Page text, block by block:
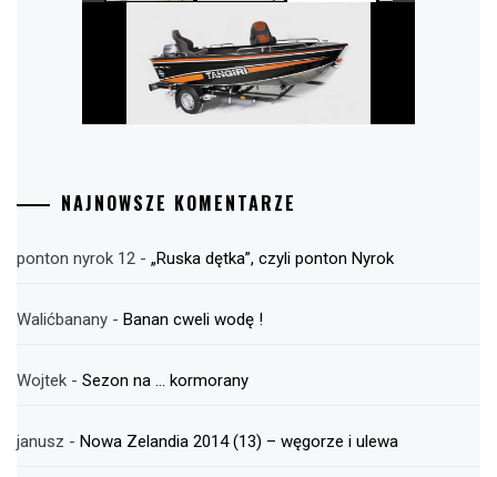
NAJNOWSZE KOMENTARZE
ponton nyrok 12 - „Ruska dętka”, czyli ponton Nyrok
Walićbanany - Banan cweli wodę !
Wojtek - Sezon na … kormorany
janusz - Nowa Zelandia 2014 (13) – węgorze i ulewa